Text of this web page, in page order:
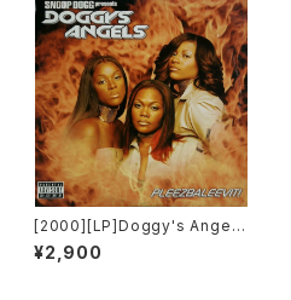
[2000][LP]Doggy's Angels
– Pleezbaleevit! [TVT Rec
ords][2枚組]
¥2,900